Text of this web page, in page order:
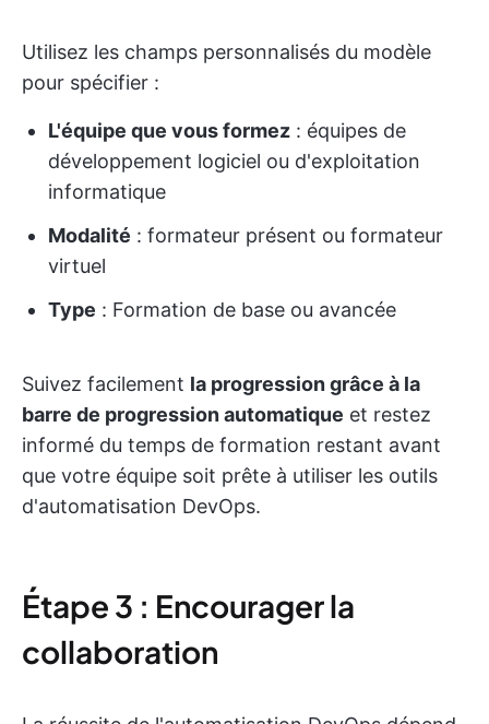
Utilisez les champs personnalisés du modèle
pour spécifier :
L'équipe que vous formez : équipes de
développement logiciel ou d'exploitation
informatique
Modalité : formateur présent ou formateur
virtuel
Type : Formation de base ou avancée
Suivez facilement la progression grâce à la
barre de progression automatique et restez
informé du temps de formation restant avant
que votre équipe soit prête à utiliser les outils
d'automatisation DevOps.
Étape 3 : Encourager la
collaboration